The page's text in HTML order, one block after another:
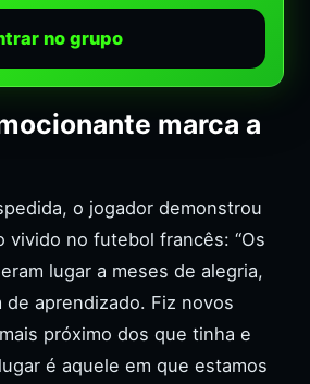
no grupo
marca a
o jogador demonstrou
vivido no futebol francês: “Os
lugar a meses de alegria,
aprendizado. Fiz novos
próximo dos que tinha e
é aquele em que estamos